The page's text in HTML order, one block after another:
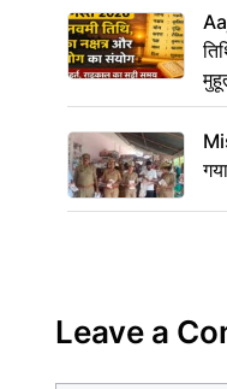
Leave a